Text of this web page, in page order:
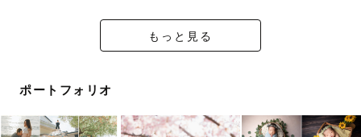
【久留米】
もっと見る
ポートフォリオ